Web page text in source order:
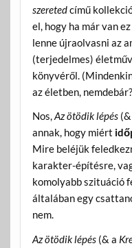
szeretedcímű
el, hogy ha már van
lenne újraolvasni az
(terjedelmes)
könyvéről.
az életben,
Nos,Az ötödik lépés(&
annak, hogy miért
Mire beléjük
karakter-építésre,
komolyabb szituáció
általában egy
nem.
Az ötödik lépés(& a